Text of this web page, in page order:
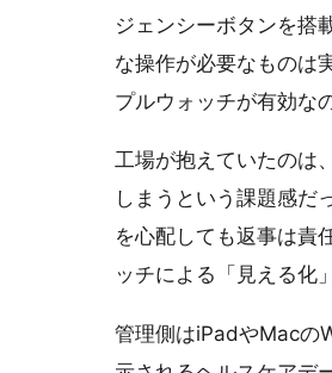
ジェンシーボタンを搭
な操作が必要なものは
プルウォッチが有効な
工場が抱えていたのは
しまうという課題感だ
を心配しても返事は責
ッチによる「見える化
管理側はiPadやMacの